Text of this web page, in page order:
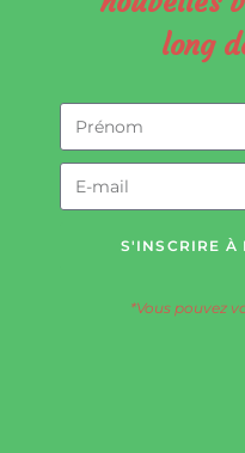
long
S'INSCRIRE À
*Vous pouvez